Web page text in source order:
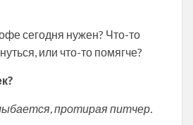
сегодня нужен? Что-то
или что-то помягче?
протирая питчер.